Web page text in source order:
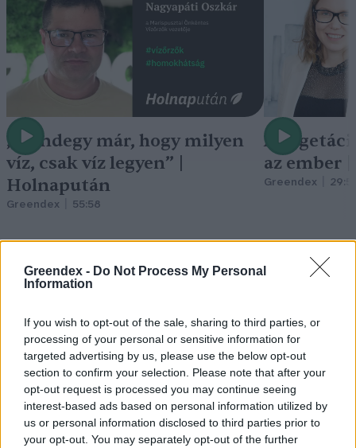
Greendex - Do Not Process My Personal
Information
If you wish to opt-out of the sale, sharing to third parties, or
processing of your personal or sensitive information for
targeted advertising by us, please use the below opt-out
section to confirm your selection. Please note that after your
opt-out request is processed you may continue seeing
interest-based ads based on personal information utilized by
us or personal information disclosed to third parties prior to
your opt-out. You may separately opt-out of the further
„Mindegy már, hogy milyen
víz, csak víz legyen” |
Holnapután
Greendex 55:58
A
az ember
Greendex
Pár éven belül
szivacsvárosokká kellene
alakítanunk a településeinket –
Podcast
Novák Zsombor 2 perc